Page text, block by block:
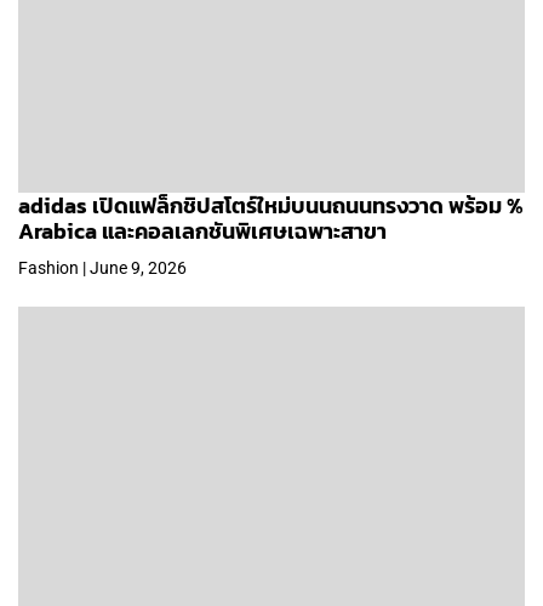
adidas เปิดแฟล็กชิปสโตร์ใหม่บนนถนนทรงวาด พร้อม %
Arabica และคอลเลกชันพิเศษเฉพาะสาขา
Fashion | June 9, 2026